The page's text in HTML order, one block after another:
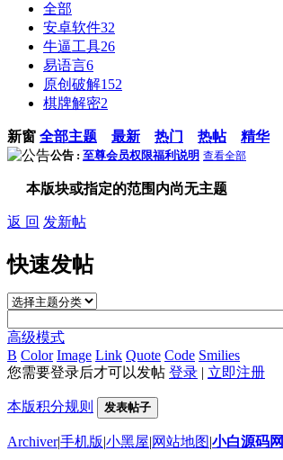
全部
安卓软件32
牛逼工具26
易语言6
原创破解152
棋牌解密2
新窗 全部主题 最新 热门 热帖 精华
公告 : 至尊会员权限福利说明 查看全部
本版块或指定的范围内尚无主题
返 回 发新帖
快速发帖
高级模式
B Color Image Link Quote Code Smilies
您需要登录后才可以发帖 登录 | 立即注册
本版积分规则 发表帖子
Archiver|手机版|小黑屋|网站地图|小白源码网